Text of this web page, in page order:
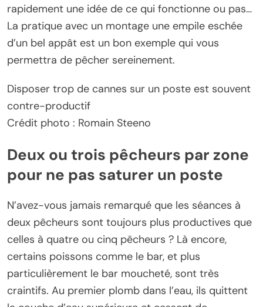
rapidement une idée de ce qui fonctionne ou pas…
La pratique avec un montage une empile eschée
d’un bel appât est un bon exemple qui vous
permettra de pêcher sereinement.
Disposer trop de cannes sur un poste est souvent
contre-productif
Crédit photo : Romain Steeno
Deux ou trois pêcheurs par zone
pour ne pas saturer un poste
N’avez-vous jamais remarqué que les séances à
deux pêcheurs sont toujours plus productives que
celles à quatre ou cinq pêcheurs ? Là encore,
certains poissons comme le bar, et plus
particulièrement le bar moucheté, sont très
craintifs. Au premier plomb dans l’eau, ils quittent